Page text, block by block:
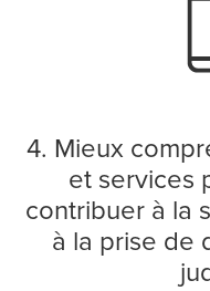
4. Mieux
et services
contribuer à la
à la prise de